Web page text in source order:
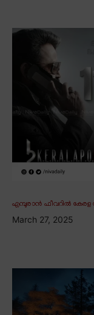
എമ്പുരാൻ ഫീവറിൽ
March 27, 2025